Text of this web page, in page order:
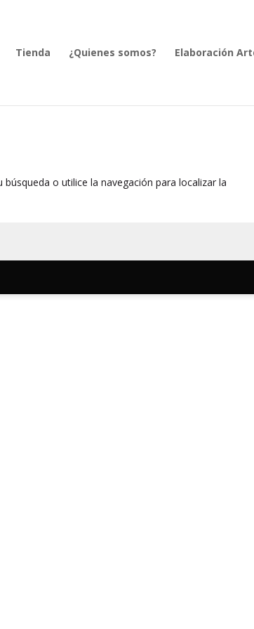
Tienda ¿Quienes somos? Elaboración
o utilice la navegación para localizar la